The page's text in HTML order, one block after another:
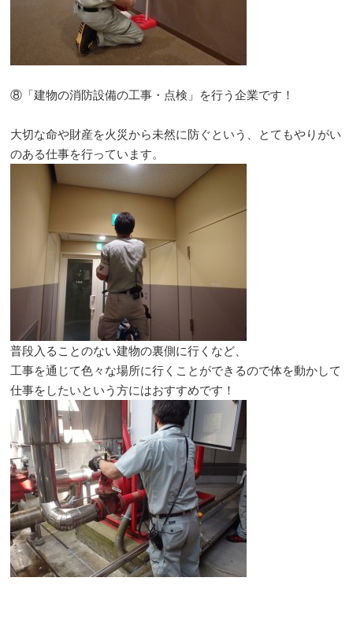
⑧「建物の消防設備の工事・点検」を行う企業です！
大切な命や財産を火災から未然に防ぐという、とてもやりがい
のある仕事を行っています。
普段入ることのない建物の裏側に行くなど、
工事を通じて色々な場所に行くことができるので体を動かして
仕事をしたいという方にはおすすめです！